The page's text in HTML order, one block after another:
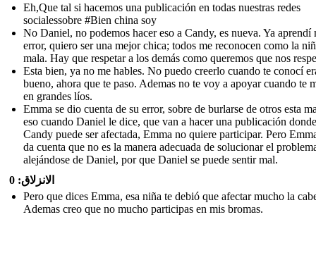
Eh,Que tal si hacemos una publicación en todas nuestras redes
socialessobre #Bien china soy
No Daniel, no podemos hacer eso a Candy, es nueva. Ya aprendí
error, quiero ser una mejor chica; todos me reconocen como la
mala. Hay que respetar a los demás como queremos que nos
Esta bien, ya no me hables. No puedo creerlo cuando te conocí
bueno, ahora que te paso. Ademas no te voy a apoyar cuando te
en grandes líos.
Emma se dio cuenta de su error, sobre de burlarse de otros esta
eso cuando Daniel le dice, que van a hacer una publicación donde
Candy puede ser afectada, Emma no quiere participar. Pero
da cuenta que no es la manera adecuada de solucionar el
alejándose de Daniel, por que Daniel se puede sentir mal.
الانزلاق: 0
Pero que dices Emma, esa niña te debió que afectar mucho la
Ademas creo que no mucho participas en mis bromas.